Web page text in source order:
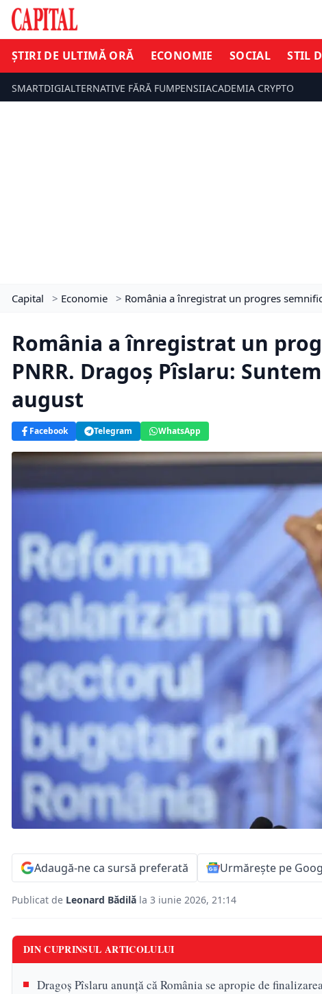
ȘTIRI DE ULTIMĂ ORĂ ECONOMIE SOCIAL STIL
SMARTDIGIALTERNATIVE FĂRĂ FUMPENSIIACADEMIA CRYPTO
Capital > Economie > România a înregistrat un progres
România a înregistrat un
PNRR. Dragoș Pîslaru:
august
Facebook Telegram WhatsApp
Adaugă-ne ca sursă preferată Urmărește pe
Publicat de Leonard Bădilă la 3 iunie 2026, 21:14
DIN CUPRINSUL ARTICOLULUI
Dragoș Pîslaru anunță că România se apropie de